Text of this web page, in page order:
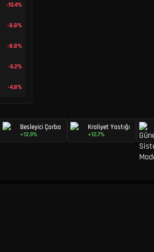
-10.4%
-8.8%
-8.8%
-6.2%
-4.8%
Besleyici Çorba
+12.9%
Kraliyet Yastığı
+12.7%